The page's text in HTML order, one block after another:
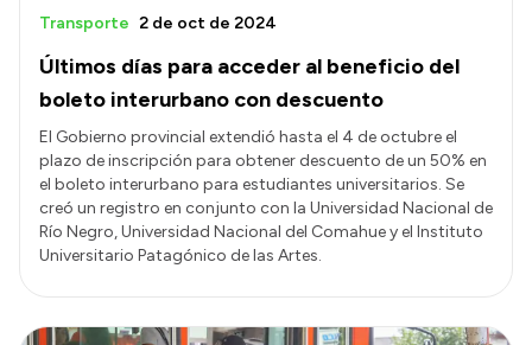
Últimos días para acceder al beneficio del
boleto interurbano con descuento
Transporte 2 de oct de 2024
El Gobierno provincial extendió hasta el 4 de octubre el
plazo de inscripción para obtener descuento de un 50% en
el boleto interurbano para estudiantes universitarios. Se
creó un registro en conjunto con la Universidad Nacional de
Río Negro, Universidad Nacional del Comahue y el Instituto
Universitario Patagónico de las Artes.